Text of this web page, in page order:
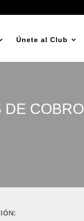
Únete al Club
DE COBRO